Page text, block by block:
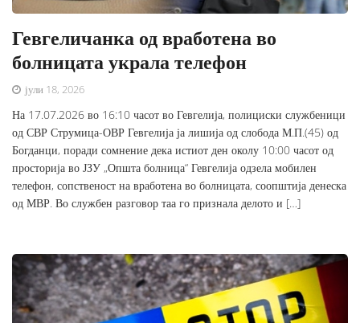
Гевгеличанка од вработена во
болницата украла телефон
јули 18, 2026
На 17.07.2026 во 16:10 часот во Гевгелија, полициски службеници
од СВР Струмица-ОВР Гевгелија ја лишија од слобода М.П.(45) од
Богданци, поради сомнение дека истиот ден околу 10:00 часот од
просторија во ЈЗУ „Општа болница“ Гевгелија одзела мобилен
телефон, сопственост на вработена во болницата, соопштија денеска
од МВР. Во службен разговор таа го признала делото и […]